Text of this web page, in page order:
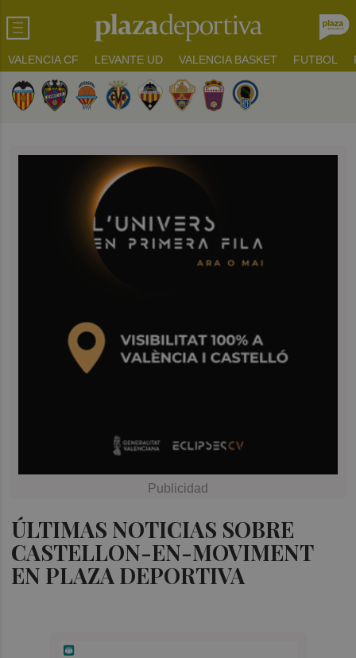
VALENCIA CF LEVANTE UD VALENCIA BASKET FUTBOL
ÚLTIMAS NOTICIAS SOBRE
CASTELLON-EN-MOVIMENT
EN PLAZA DEPORTIVA